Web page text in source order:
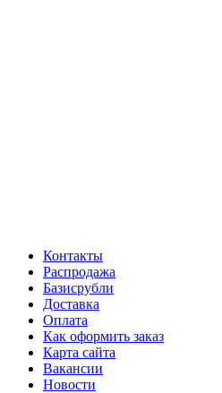
Контакты
Распродажа
Базисрубли
Доставка
Оплата
Как оформить заказ
Карта сайта
Вакансии
Новости